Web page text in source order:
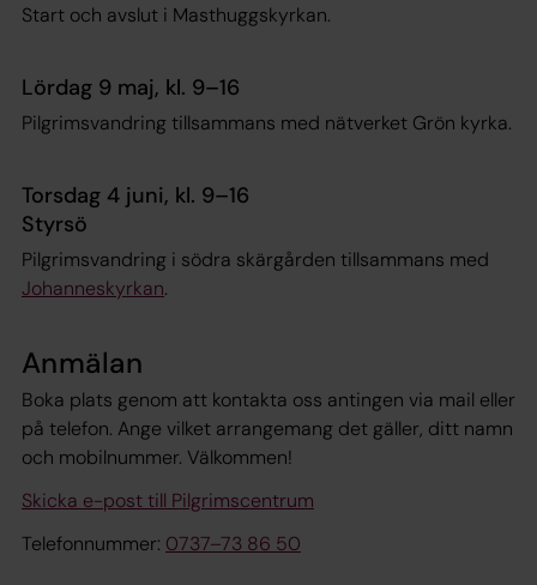
Start och avslut i Masthuggskyrkan.
Lördag 9 maj, kl. 9–16
Pilgrimsvandring tillsammans med nätverket Grön kyrka.
Torsdag 4 juni, kl. 9–16
Styrsö
Pilgrimsvandring i södra skärgården tillsammans med
Johanneskyrkan.
Anmälan
Boka plats genom att kontakta oss antingen via mail eller
på telefon. Ange vilket arrangemang det gäller, ditt namn
och mobilnummer. Välkommen!
Skicka e-post till Pilgrimscentrum
Telefonnummer: 0737–73 86 50